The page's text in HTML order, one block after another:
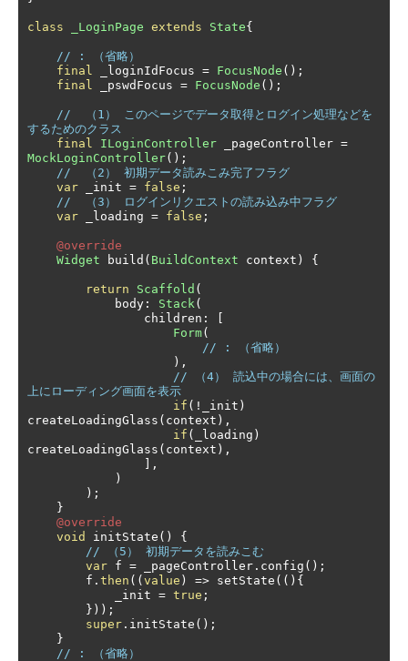
class _LoginPage extends State{
// : （省略）
final
_loginIdFocus = FocusNode ();
final
_pswdFocus = FocusNode ();
//  （1） このページでデータ取得とログイン処理などを
するためのクラス
final
ILoginController _pageController =
MockLoginController();
//  （2） 初期データ読みこみ完了フラグ
var _init = false ;
//  （3） ログインリクエストの読み込み中フラグ
var _loading = false ;
@override
Widget build ( BuildContext context ) {
return Scaffold (
            body
: Stack (
                children
:
Form(
// : （省略）
),
// （4） 読込中の場合には、画面の
上にローディング画面を表示
if (! _init )
createLoadingGlass ( context ),
if ( _loading )
createLoadingGlass ( context ),
],
)
);
}
@override
void
initState ()
{
// （5） 初期データを読みこむ
var f = _pageController . config ();
        f
. then (( value ) => setState ((){
            _init
= true ;
}));
super . initState ();
}
// : （省略）